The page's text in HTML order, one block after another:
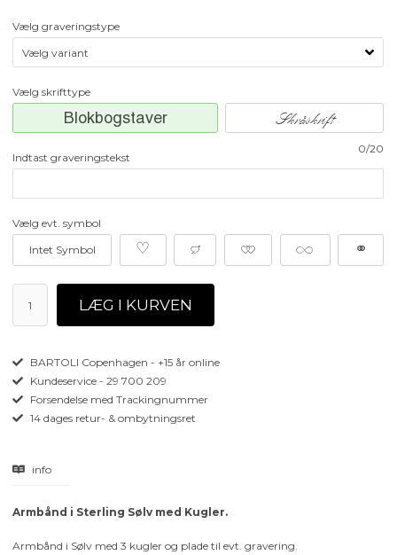
Vælg graveringstype
Vælg skrifttype
Blokbogstaver Skråskrift
0/20
Indtast graveringstekst
Vælg evt. symbol
Intet Symbol
♡ ≥ ≠ ∞ ⚭
BARTOLI Copenhagen - +15 år online
Kundeservice - 29 700 209
Forsendelse med Trackingnummer
14 dages retur- & ombytningsret
info
Armbånd i Sterling Sølv med Kugler.
Armbånd i Sølv med 3 kugler og plade til evt. gravering.